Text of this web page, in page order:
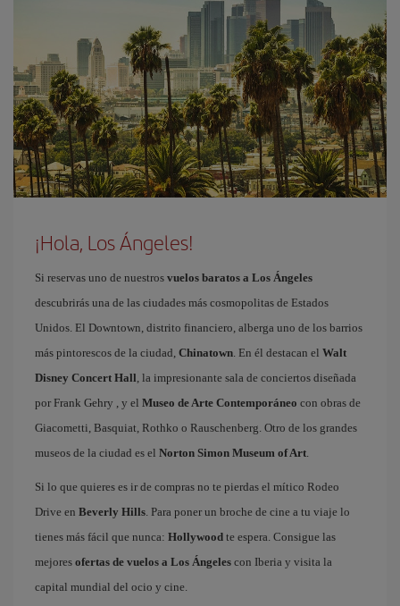
¡Hola, Los Ángeles!
Si reservas uno de nuestros vuelos baratos a Los Ángeles
descubrirás una de las ciudades más cosmopolitas de Estados
Unidos. El Downtown, distrito financiero, alberga uno de los barrios
más pintorescos de la ciudad, Chinatown . En él destacan el Walt
Disney Concert Hall , la impresionante sala de conciertos diseñada
por Frank Gehry , y el Museo de Arte Contemporáneo con obras de
Giacometti, Basquiat, Rothko o Rauschenberg. Otro de los grandes
museos de la ciudad es el Norton Simon Museum of Art
Si lo que quieres es ir de compras no te pierdas el mítico Rodeo
Drive en Beverly Hills . Para poner un broche de cine a tu viaje lo
tienes más fácil que nunca: Hollywood te espera. Consigue las
mejores ofertas de vuelos a Los Ángeles con Iberia y visita la
capital mundial del ocio y cine.